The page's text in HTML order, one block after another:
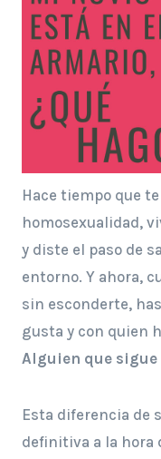
Hace tiempo que
homosexualidad,
y diste el paso de
entorno. Y ahora,
sin esconderte,
gusta y con quien
Alguien que
Esta diferencia de
definitiva a la hora